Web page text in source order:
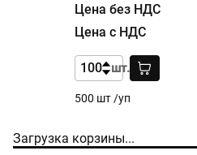
500 шт /уп
шт.
Загрузка корзины...